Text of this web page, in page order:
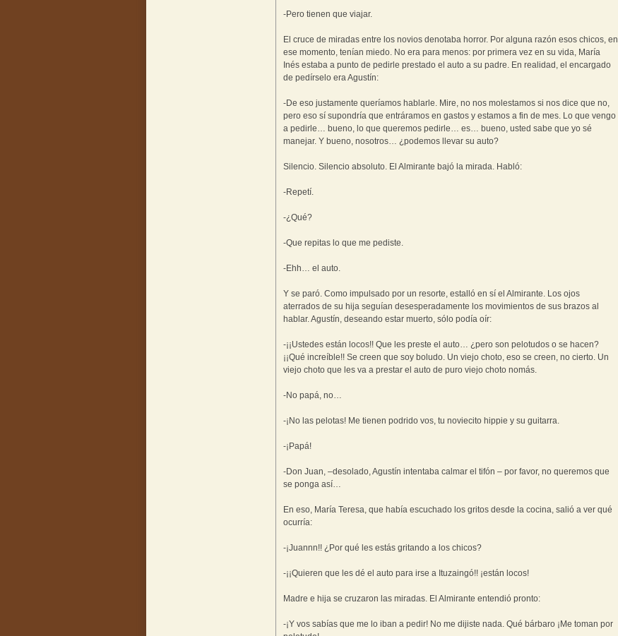
-Pero tienen que viajar.
El cruce de miradas entre los novios denotaba horror. Por alguna razón esos chicos, en
ese momento, tenían miedo. No era para menos: por primera vez en su vida, María
Inés estaba a punto de pedirle prestado el auto a su padre. En realidad, el encargado
de pedírselo era Agustín:
-De eso justamente queríamos hablarle. Mire, no nos molestamos si nos dice que no,
pero eso sí supondría que entráramos en gastos y estamos a fin de mes. Lo que vengo
a pedirle… bueno, lo que queremos pedirle… es… bueno, usted sabe que yo sé
manejar. Y bueno, nosotros… ¿podemos llevar su auto?
Silencio. Silencio absoluto. El Almirante bajó la mirada. Habló:
-Repetí.
-¿Qué?
-Que repitas lo que me pediste.
-Ehh… el auto.
Y se paró. Como impulsado por un resorte, estalló en sí el Almirante. Los ojos
aterrados de su hija seguían desesperadamente los movimientos de sus brazos al
hablar. Agustín, deseando estar muerto, sólo podía oír:
-¡¡Ustedes están locos!! Que les preste el auto… ¿pero son pelotudos o se hacen?
¡¡Qué increíble!! Se creen que soy boludo. Un viejo choto, eso se creen, no cierto. Un
viejo choto que les va a prestar el auto de puro viejo choto nomás.
-No papá, no…
-¡No las pelotas! Me tienen podrido vos, tu noviecito hippie y su guitarra.
-¡Papá!
-Don Juan, –desolado, Agustín intentaba calmar el tifón – por favor, no queremos que
se ponga así…
En eso, María Teresa, que había escuchado los gritos desde la cocina, salió a ver qué
ocurría:
-¡Juannn!! ¿Por qué les estás gritando a los chicos?
-¡¡Quieren que les dé el auto para irse a Ituzaingó!! ¡están locos!
Madre e hija se cruzaron las miradas. El Almirante entendió pronto:
-¡Y vos sabías que me lo iban a pedir! No me dijiste nada. Qué bárbaro ¡Me toman por